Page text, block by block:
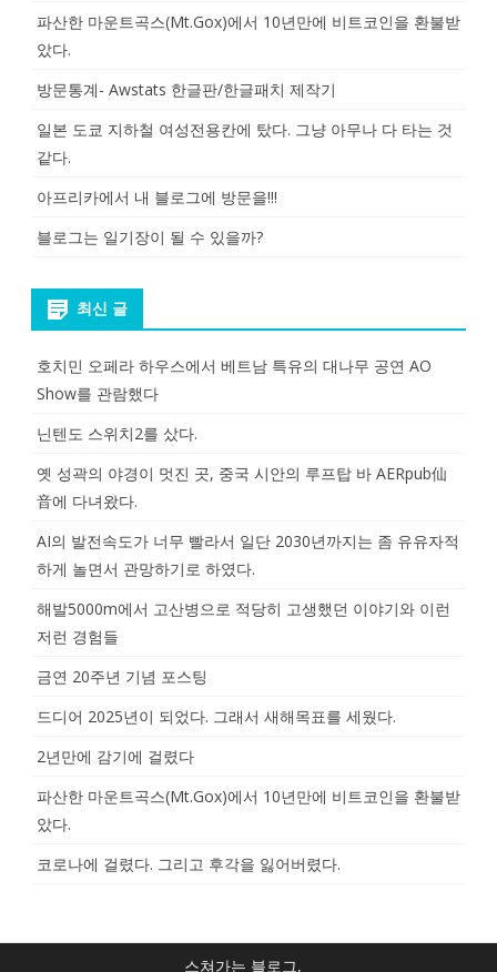
파산한 마운트곡스(Mt.Gox)에서 10년만에 비트코인을 환불받
았다.
방문통계- Awstats 한글판/한글패치 제작기
일본 도쿄 지하철 여성전용칸에 탔다. 그냥 아무나 다 타는 것
같다.
아프리카에서 내 블로그에 방문을!!!
블로그는 일기장이 될 수 있을까?
최신 글
호치민 오페라 하우스에서 베트남 특유의 대나무 공연 AO
Show를 관람했다
닌텐도 스위치2를 샀다.
옛 성곽의 야경이 멋진 곳, 중국 시안의 루프탑 바 AERpub仙
音에 다녀왔다.
AI의 발전속도가 너무 빨라서 일단 2030년까지는 좀 유유자적
하게 놀면서 관망하기로 하였다.
해발5000m에서 고산병으로 적당히 고생했던 이야기와 이런
저런 경험들
금연 20주년 기념 포스팅
드디어 2025년이 되었다. 그래서 새해목표를 세웠다.
2년만에 감기에 걸렸다
파산한 마운트곡스(Mt.Gox)에서 10년만에 비트코인을 환불받
았다.
코로나에 걸렸다. 그리고 후각을 잃어버렸다.
스쳐가는 블로그,